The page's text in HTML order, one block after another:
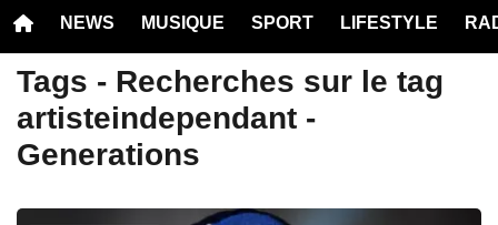
NEWS MUSIQUE SPORT LIFESTYLE
Tags - Recherches sur le tag
artisteindependant -
Generations